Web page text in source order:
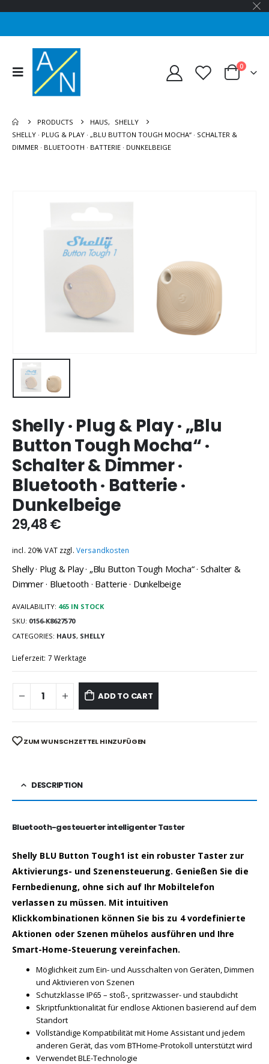
0
PRODUCTS HAUS,
SHELLY
SHELLY · PLUG & PLAY · „BLU BUTTON TOUGH MOCHA“ · SCHALTER &
DIMMER · BLUETOOTH · BATTERIE · DUNKELBEIGE
Shelly · Plug & Play · „Blu
Button Tough Mocha“ ·
Schalter & Dimmer ·
Bluetooth · Batterie ·
Dunkelbeige
29,48€
incl. 20% VAT zzgl. Versandkosten
Shelly · Plug & Play · „Blu Button Tough Mocha“ · Schalter &
Dimmer · Bluetooth · Batterie · Dunkelbeige
AVAILABILITY: 465 IN STOCK
SKU: 0156-K8627570
CATEGORIES: HAUS, SHELLY
Lieferzeit: 7 Werktage
ADD TO CART
ZUM WUNSCHZETTEL HINZUFÜGEN
DESCRIPTION
Bluetooth-gesteuerter intelligenter Taster
Shelly BLU Button Tough1 ist ein robuster Taster zur
Aktivierungs- und Szenensteuerung. Genießen Sie die
Fernbedienung, ohne sich auf Ihr Mobiltelefon
verlassen zu müssen. Mit intuitiven
Klickkombinationen können Sie bis zu 4 vordefinierte
Aktionen oder Szenen mühelos ausführen und Ihre
Smart-Home-Steuerung vereinfachen.
Möglichkeit zum Ein- und Ausschalten von Geräten, Dimmen
und Aktivieren von Szenen
Schutzklasse IP65 – stoß-, spritzwasser- und staubdicht
Skriptfunktionalität für endlose Aktionen basierend auf dem
Standort
Vollständige Kompatibilität mit Home Assistant und jedem
anderen Gerät, das vom BTHome-Protokoll unterstützt wird
Verwendet BLE-Technologie